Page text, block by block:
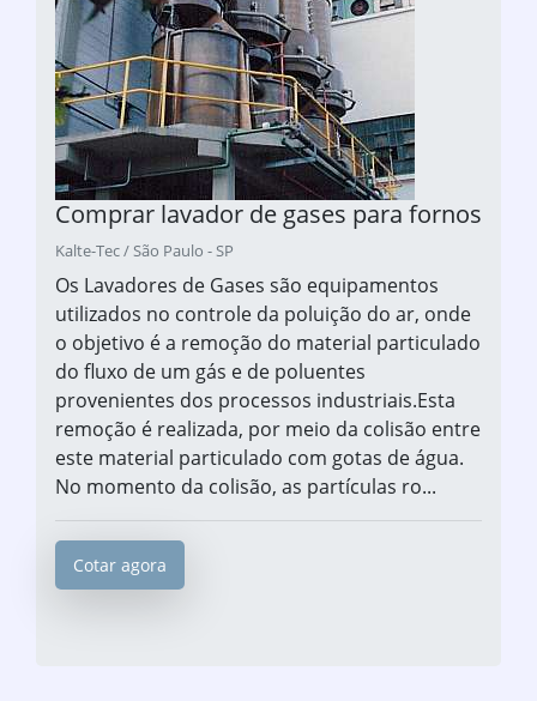
Comprar lavador de gases para fornos
Kalte-Tec / São Paulo - SP
Os Lavadores de Gases são equipamentos
utilizados no controle da poluição do ar, onde
o objetivo é a remoção do material particulado
do fluxo de um gás e de poluentes
provenientes dos processos industriais.Esta
remoção é realizada, por meio da colisão entre
este material particulado com gotas de água.
No momento da colisão, as partículas ro...
Cotar agora